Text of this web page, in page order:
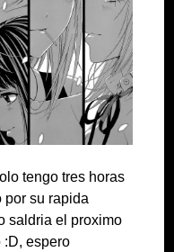
tengo tres horas
por su rapida
saldria el proximo
espero